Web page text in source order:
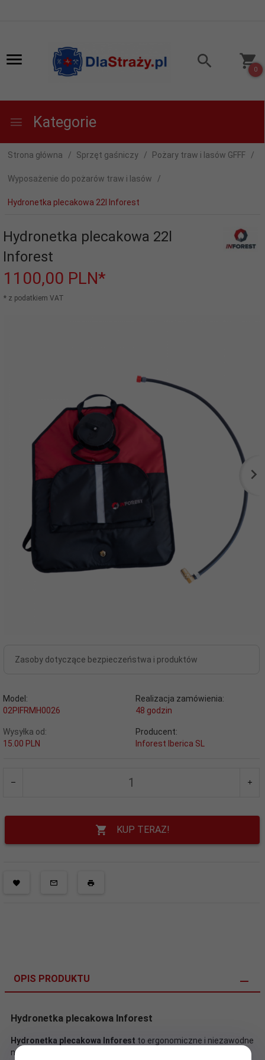
0
Kategorie
Strona główna Sprzęt gaśniczy Pożary traw i lasów GFFF
Wyposażenie do pożarów traw i lasów
Hydronetka plecakowa 22l Inforest
Hydronetka plecakowa 22l
Inforest
1100,00 PLN*
* z podatkiem VAT
Zasoby dotyczące bezpieczeństwa i produktów
Model:
02PIFRMH0026
Realizacja zamówienia:
48 godzin
Wysyłka od:
15.00 PLN
Producent:
Inforest Iberica SL
KUP TERAZ!
OPIS PRODUKTU
Hydronetka plecakowa Inforest
Hydronetka plecakowa Inforest to ergonomiczne i niezawodne
narzędzie zaprojektowane z myślą o długotrwałych akcjach